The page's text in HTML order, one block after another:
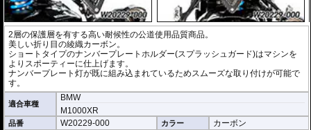
2層の保護層を有する高い耐候性の公道使用品質商品。
美しい折り目の綾織カーボン。
ショートタイプのナンバープレートホルダー(スプラッシュガード)はマシンを
よりスポーティーに仕上げます。
ナンバープレート灯が既に組み込まれているためスムーズな取り付けが可能で
す。
適合車種
BMW
M1000XR
品番 W20229-000 カラー カーボン